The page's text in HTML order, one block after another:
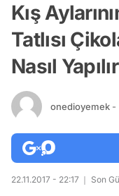
Kış
Tatlısı
Nasıl
onedioyemek -
22.11.2017 - 22:17 Son